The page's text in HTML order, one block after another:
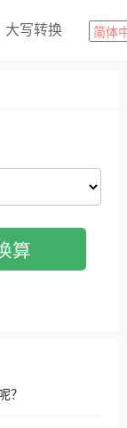
大写转换
算
？